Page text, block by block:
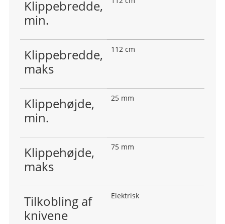
Klippebredde,
min.
Klippebredde,
maks
112 cm
Klippehøjde,
min.
25 mm
Klippehøjde,
maks
75 mm
Tilkobling af
knivene
Elektrisk